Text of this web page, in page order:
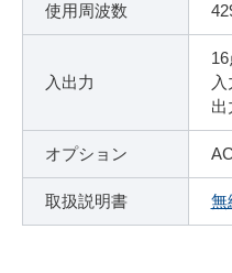
使用周波数
入出力
出
オプション
取扱説明書 無